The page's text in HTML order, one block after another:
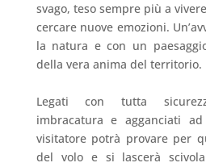
svago, teso sempre più a
cercare nuove emozioni.
la natura e con un
della vera anima del territorio.
Legati con tutta
imbracatura e agganciati
visitatore potrà provare per
del volo e si lascerà